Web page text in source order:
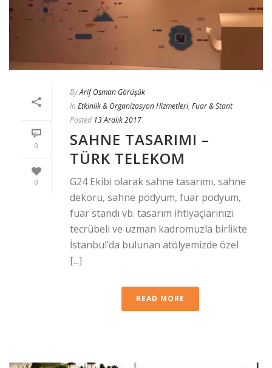
0
0
ByArif Osman Görüşük
In Etkinlik & Organizasyon Hizmetleri, Fuar & Stant
Posted 13 Aralık 2017
SAHNE TASARIMI –
TÜRK TELEKOM
G24 Ekibi olarak sahne tasarımı, sahne
dekoru, sahne podyum, fuar podyum,
fuar standı vb. tasarım ihtiyaçlarınızı
tecrübeli ve uzman kadromuzla birlikte
İstanbul’da bulunan atölyemizde özel
[...]
READ MORE